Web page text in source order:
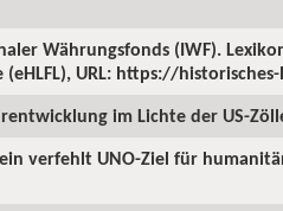
Währungsfonds (IWF).
URL: https://
im Lichte der US-
verfehlt UNO-Ziel für